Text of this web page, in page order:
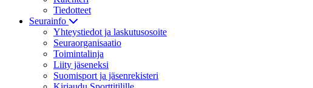
Tiedotteet
Seurainfo
Yhteystiedot ja laskutusosoite
Seuraorganisaatio
Toimintalinja
Liity jäseneksi
Suomisport ja jäsenrekisteri